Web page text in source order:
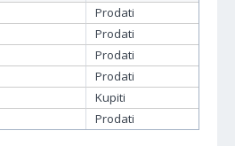
Prodati
Prodati
Prodati
Prodati
Kupiti
Prodati